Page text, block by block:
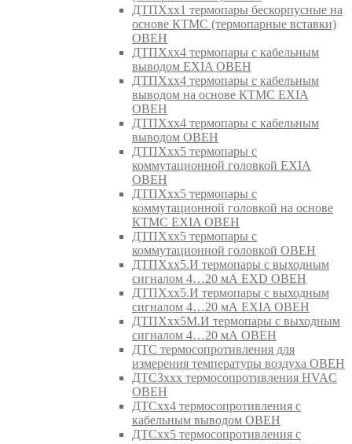
ДТПХхх1 термопары бескорпусные на
основе КТМС (термопарные вставки)
ОВЕН
ДТПХхх4 термопары с кабельным
выводом EXIA ОВЕН
ДТПХхх4 термопары с кабельным
выводом на основе КТМС EXIA
ОВЕН
ДТПХхх4 термопары с кабельным
выводом ОВЕН
ДТПХхх5 термопары с
коммутационной головкой EXIA
ОВЕН
ДТПХхх5 термопары с
коммутационной головкой на основе
КТМС EXIA ОВЕН
ДТПХхх5 термопары с
коммутационной головкой ОВЕН
ДТПХхх5.И термопары с выходным
сигналом 4…20 мА EXD ОВЕН
ДТПХхх5.И термопары с выходным
сигналом 4…20 мА EXIA ОВЕН
ДТПХхх5М.И термопары с выходным
сигналом 4…20 мА ОВЕН
ДТС термосопротивления для
измерения температуры воздуха ОВЕН
ДТС3ххх термосопротивления HVAC
ОВЕН
ДТСхх4 термосопротивления с
кабельным выводом ОВЕН
ДТСхх5 термосопротивления с